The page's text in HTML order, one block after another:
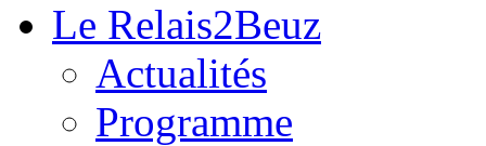
Le Relais2Beuz
Actualités
Programme